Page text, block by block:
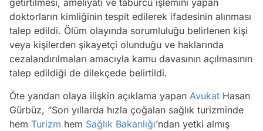
getirtilmesi, ameliyatı ve taburcu işlemini yapan
doktorların kimliğinin tespit edilerek ifadesinin alınması
talep edildi. Ölüm olayında sorumluluğu belirlenen kişi
veya kişilerden şikayetçi olunduğu ve haklarında
cezalandırılmaları amacıyla kamu davasının açılmasının
talep edildiği de dilekçede belirtildi.
Öte yandan olaya ilişkin açıklama yapan Avukat Hasan
Gürbüz, “Son yıllarda hızla çoğalan sağlık turizminde
hem Turizm hem Sağlık Bakanlığı’ndan yetki almış